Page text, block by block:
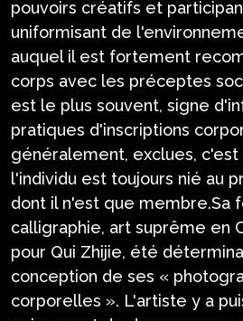
pouvoirs créatifs et
uniformisant de
auquel il est fortement
corps avec les préceptes
est le plus souvent, signe
pratiques d'inscriptions
généralement, exclues,
l'individu est toujours nié au
dont il n'est que membre.Sa
calligraphie, art suprême en
pour Qui Zhijie, été
conception de ses «
corporelles ». L'artiste y a